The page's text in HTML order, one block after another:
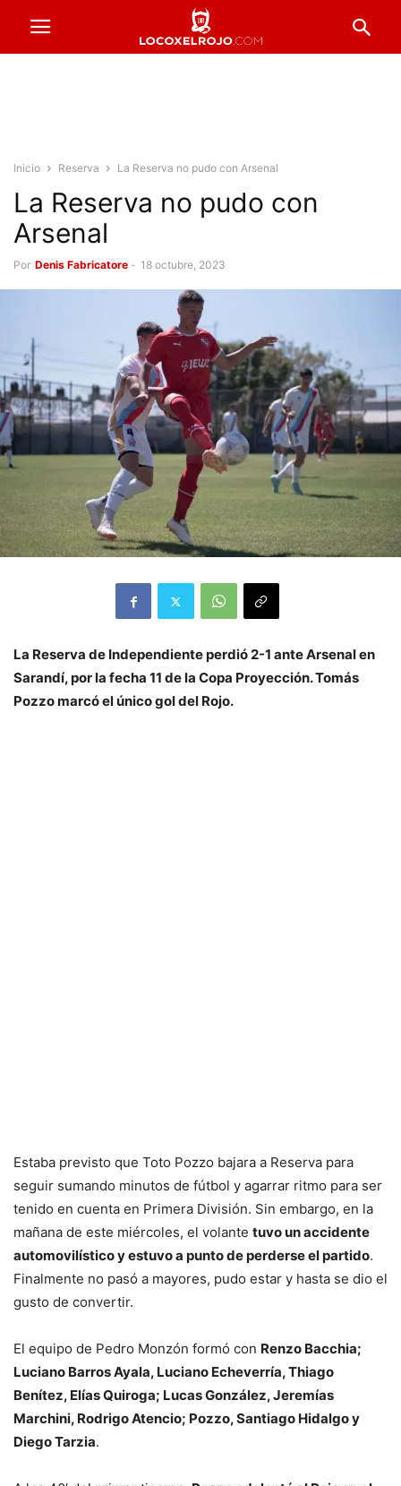
Inicio Reserva La Reserva no pudo con Arsenal
La Reserva no pudo con
Arsenal
Por Denis Fabricatore - 18 octubre, 2023
La Reserva de Independiente perdió 2-1 ante Arsenal en
Sarandí, por la fecha 11 de la Copa Proyección. Tomás
Pozzo marcó el único gol del Rojo.
Estaba previsto que Toto Pozzo bajara a Reserva para
seguir sumando minutos de fútbol y agarrar ritmo para ser
tenido en cuenta en Primera División. Sin embargo, en la
mañana de este miércoles, el volante tuvo un accidente
automovilístico y estuvo a punto de perderse el partido.
Finalmente no pasó a mayores, pudo estar y hasta se dio el
gusto de convertir.
El equipo de Pedro Monzón formó con Renzo Bacchia;
Luciano Barros Ayala, Luciano Echeverría, Thiago
Benítez, Elías Quiroga; Lucas González, Jeremías
Marchini, Rodrigo Atencio; Pozzo, Santiago Hidalgo y
Diego Tarzia.